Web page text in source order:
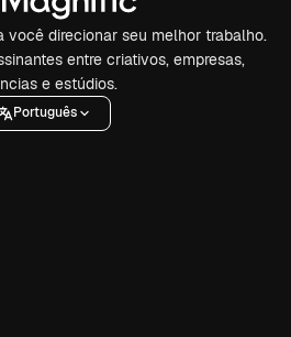
você direcionar seu melhor trabalho.
entre criativos, empresas,
e estúdios.
Português